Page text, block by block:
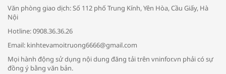
Bác sĩ tư vấn cách phòng tránh bệnh
đường hô hấp trong thời tiết giao mùa
Văn phòng giao dịch: Số 112 phố Trung Kính, Yên Hòa, Cầu Giấy, Hà
Nội
Hotline: 0908.36.36.26
Email: kinhtevamoitruong6666@gmail.com
Mọi hành động sử dụng nội dung đăng tải trên vninfor.vn phải có sự
đồng ý bằng văn bản.